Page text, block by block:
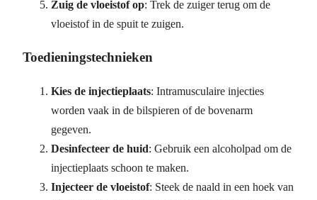
Zuig de vloeistof op: Trek de zuiger terug om de
vloeistof in de spuit te zuigen.
Toedieningstechnieken
Kies de injectieplaats: Intramusculaire injecties
worden vaak in de bilspieren of de bovenarm
gegeven.
Desinfecteer de huid: Gebruik een alcoholpad om de
injectieplaats schoon te maken.
Injecteer de vloeistof: Steek de naald in een hoek van